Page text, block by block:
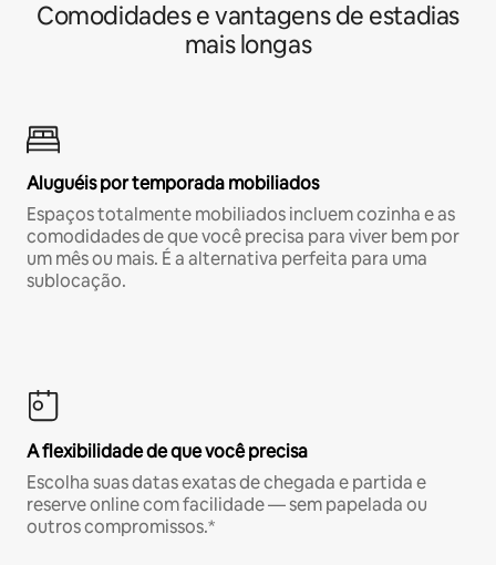
Comodidades e vantagens de estadias
mais longas
Aluguéis por temporada mobiliados
Espaços totalmente mobiliados incluem cozinha e as
comodidades de que você precisa para viver bem por
um mês ou mais. É a alternativa perfeita para uma
sublocação.
A flexibilidade de que você precisa
Escolha suas datas exatas de chegada e partida e
reserve online com facilidade — sem papelada ou
outros compromissos.*